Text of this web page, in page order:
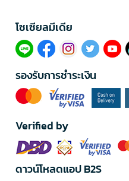
โซเซียลมีเดีย​
รองรับการชำระเงิน
Verified by
ดาวน์โหลดแอป B2S